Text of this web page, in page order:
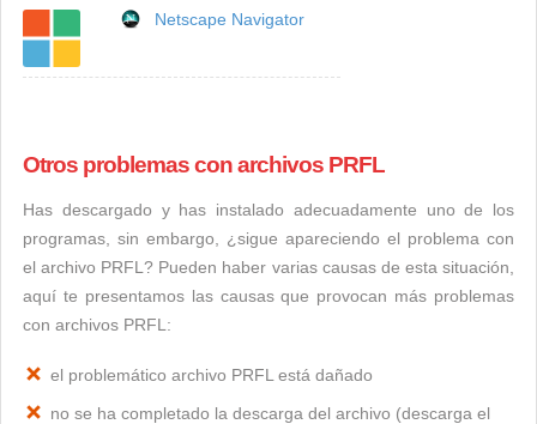
Netscape Navigator
Otros problemas con archivos PRFL
Has descargado y has instalado adecuadamente uno de los
programas, sin embargo, ¿sigue apareciendo el problema con
el archivo PRFL? Pueden haber varias causas de esta situación,
aquí te presentamos las causas que provocan más problemas
con archivos PRFL:
el problemático archivo PRFL está dañado
no se ha completado la descarga del archivo (descarga el